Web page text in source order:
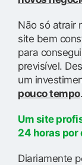
Não só atrair
site bem
para
previsível.
um
pouco tempo.
Um site
24 horas por
Diariamente